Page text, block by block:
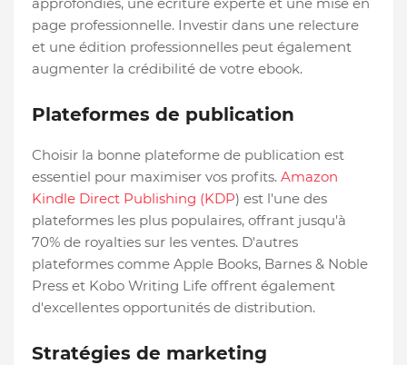
page professionnelle. Investir dans une relecture
et une édition professionnelles peut également
augmenter la crédibilité de votre ebook.
Plateformes de publication
Choisir la bonne plateforme de publication est
essentiel pour maximiser vos profits. Amazon
Kindle Direct Publishing (KDP) est l'une des
plateformes les plus populaires, offrant jusqu'à
70% de royalties sur les ventes. D'autres
plateformes comme Apple Books, Barnes & Noble
Press et Kobo Writing Life offrent également
d'excellentes opportunités de distribution.
Stratégies de marketing